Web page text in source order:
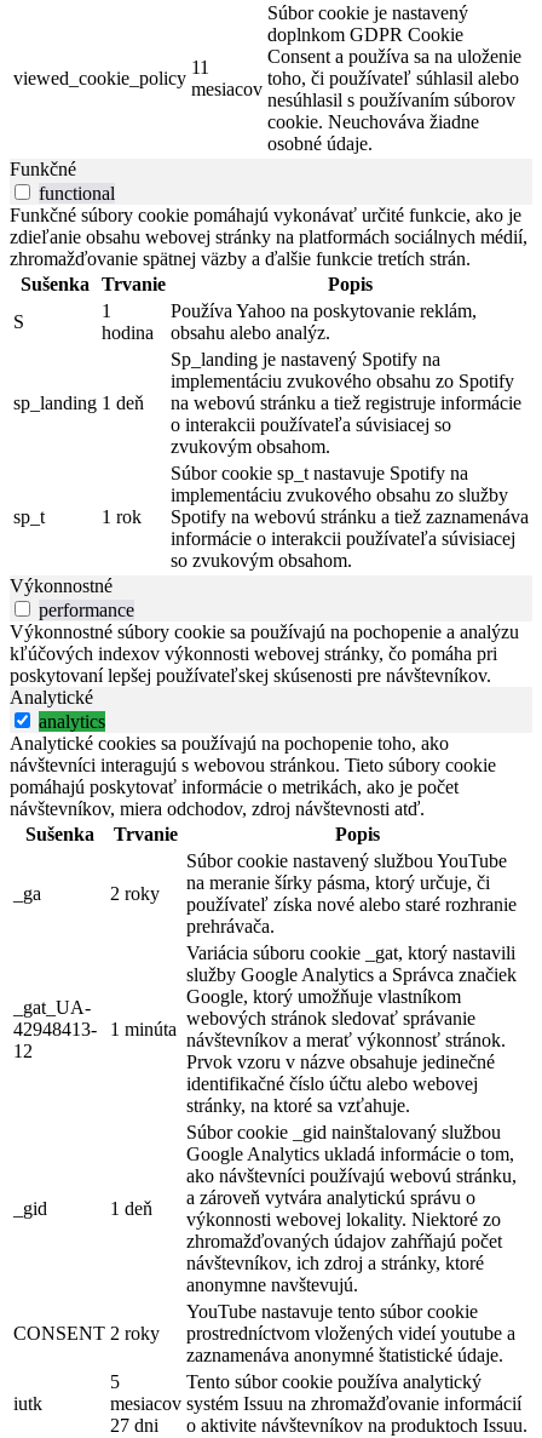
viewed_cookie_policy
11
mesiacov
Súbor cookie je nastavený
doplnkom GDPR Cookie
Consent a používa sa na uloženie
toho, či používateľ súhlasil alebo
nesúhlasil s používaním súborov
cookie. Neuchováva žiadne
osobné údaje.
Funkčné
functional
Funkčné súbory cookie pomáhajú vykonávať určité funkcie, ako je
zdieľanie obsahu webovej stránky na platformách sociálnych médií,
zhromažďovanie spätnej väzby a ďalšie funkcie tretích strán.
Sušenka
Trvanie
Popis
S
1
hodina
Používa Yahoo na poskytovanie reklám,
obsahu alebo analýz.
sp_landing 1 deň
Sp_landing je nastavený Spotify na
implementáciu zvukového obsahu zo Spotify
na webovú stránku a tiež registruje informácie
o interakcii používateľa súvisiacej so
zvukovým obsahom.
sp_t 1 rok
Súbor cookie sp_t nastavuje Spotify na
implementáciu zvukového obsahu zo služby
Spotify na webovú stránku a tiež zaznamenáva
informácie o interakcii používateľa súvisiacej
so zvukovým obsahom.
Výkonnostné
performance
Výkonnostné súbory cookie sa používajú na pochopenie a analýzu
kľúčových indexov výkonnosti webovej stránky, čo pomáha pri
poskytovaní lepšej používateľskej skúsenosti pre návštevníkov.
Analytické
analytics
Analytické cookies sa používajú na pochopenie toho, ako
návštevníci interagujú s webovou stránkou. Tieto súbory cookie
pomáhajú poskytovať informácie o metrikách, ako je počet
návštevníkov, miera odchodov, zdroj návštevnosti atď.
Sušenka
Trvanie Popis
_ga 2 roky
Súbor cookie nastavený službou YouTube
na meranie šírky pásma, ktorý určuje, či
používateľ získa nové alebo staré rozhranie
prehrávača.
_gat_UA-
42948413-
12
1 minúta
Variácia súboru cookie _gat, ktorý nastavili
služby Google Analytics a Správca značiek
Google, ktorý umožňuje vlastníkom
webových stránok sledovať správanie
návštevníkov a merať výkonnosť stránok.
Prvok vzoru v názve obsahuje jedinečné
identifikačné číslo účtu alebo webovej
stránky, na ktoré sa vzťahuje.
_gid 1 deň
Súbor cookie _gid nainštalovaný službou
Google Analytics ukladá informácie o tom,
ako návštevníci používajú webovú stránku,
a zároveň vytvára analytickú správu o
výkonnosti webovej lokality. Niektoré zo
zhromažďovaných údajov zahŕňajú počet
návštevníkov, ich zdroj a stránky, ktoré
anonymne navštevujú.
CONSENT 2 roky
YouTube nastavuje tento súbor cookie
prostredníctvom vložených videí youtube a
zaznamenáva anonymné štatistické údaje.
iutk
5
mesiacov
27 dni
Tento súbor cookie používa analytický
systém Issuu na zhromažďovanie informácií
o aktivite návštevníkov na produktoch Issuu.